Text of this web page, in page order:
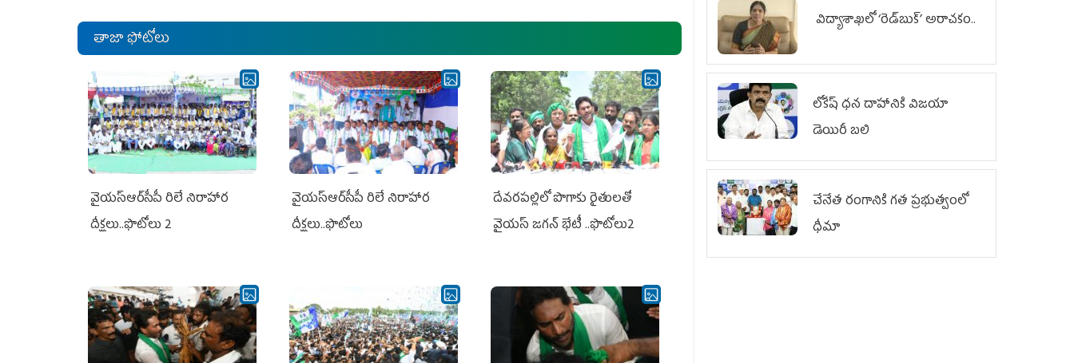
ఎమ్మెల్యేలు, ఎంపీల స‌మావేశం
తాజా ఫోటోలు
వైయ‌స్ఆర్‌సీపీ రిలే నిరాహార
దీక్షలు..ఫొటోలు 2
వైయ‌స్ఆర్‌సీపీ రిలే నిరాహార
దీక్షలు..ఫొటోలు
దేవరపల్లిలో పొగాకు రైతులతో
వైయస్ జగన్ భేటీ ..ఫొటోలు2
విద్యాశాఖలో ‘రెడ్‌బుక్’ అరాచకం..
లోకేష్ ధ‌న దాహానికి విజ‌యా
డెయిరీ బ‌లి
చేనేత రంగానికి గత ప్రభుత్వంలో
ధీమా